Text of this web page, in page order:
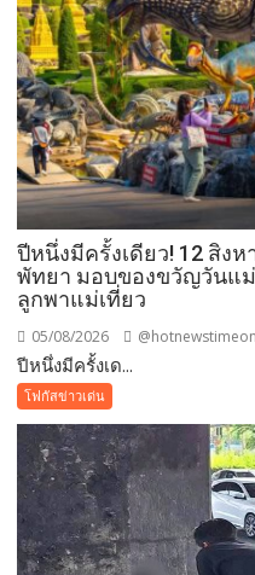
ปีหนึ่งมีครั้งเดียว! 12 สิง
พัทยา มอบของขวัญวันแ
ลูกพาแม่เที่ยว
05/08/2026
ปีหนึ่งมีครั้งเด...
โฟกัสข่าวเด่น